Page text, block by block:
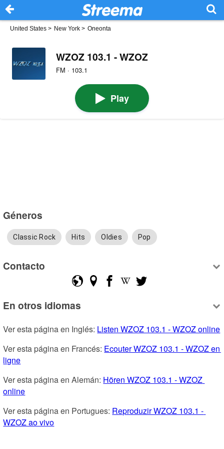
United States > New York > Oneonta
WZOZ 103.1 - WZOZ
FM · 103.1
Play
Géneros
Classic Rock Hits Oldies Pop
Contacto
En otros idiomas
Ver esta página en Inglés: Listen WZOZ 103.1 - WZOZ online
Ver esta página en Francés: Ecouter WZOZ 103.1 - WZOZ en
ligne
Ver esta página en Alemán: Hören WZOZ 103.1 - WZOZ
online
Ver esta página en Portugues: Reproduzir WZOZ 103.1 -
WZOZ ao vivo